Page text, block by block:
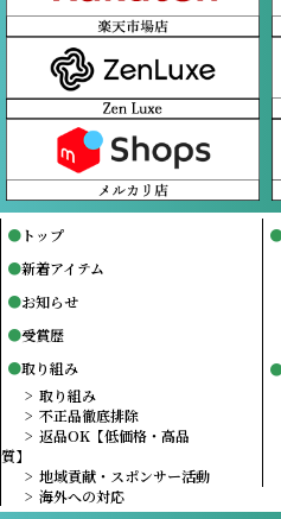
トップ
新着アイテム
お知らせ
受賞歴
取り組み
取り組み
不正品徹底排除
返品OK【低価格・高品
質】
地域貢献・スポンサー活動
海外への対応